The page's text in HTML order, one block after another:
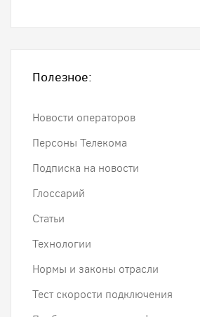
Полезное:
Новости операторов
Персоны Телекома
Подписка на новости
Глоссарий
Статьи
Технологии
Нормы и законы отрасли
Тест скорости подключения